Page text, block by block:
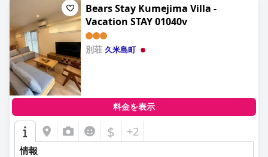
Bears Stay Kumejima Villa -
Vacation STAY 01040v
別荘 久米島町
料金を表示
$ +2
情報